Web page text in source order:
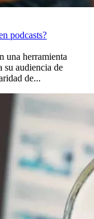
podcasts?
una herramienta
su audiencia de
de...